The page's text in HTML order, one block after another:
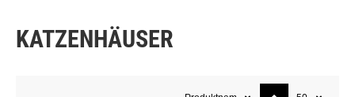
KATZENHÄUSER